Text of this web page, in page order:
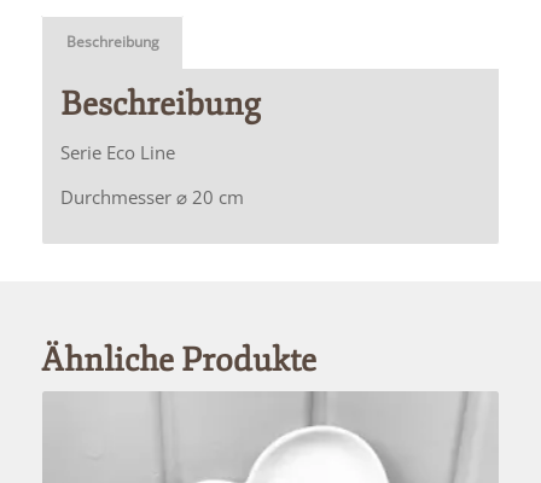
Beschreibung
Beschreibung
Serie Eco Line
Durchmesser ⌀ 20 cm
Ähnliche Produkte